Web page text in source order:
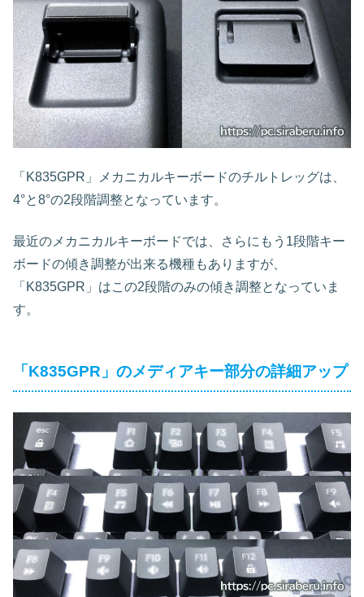
「K835GPR」メカニカルキーボードのチルトレッグは、
4°と8°の2段階調整となっています。
最近のメカニカルキーボードでは、さらにもう1段階キー
ボードの傾き調整が出来る機種もありますが、
「K835GPR」はこの2段階のみの傾き調整となっていま
す。
「K835GPR」のメディアキー部分の詳細アップ